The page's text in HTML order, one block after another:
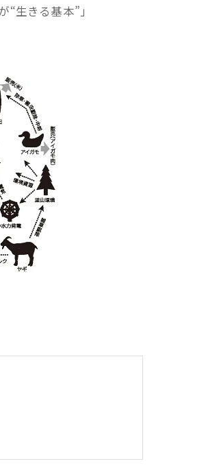
生きる基本”」